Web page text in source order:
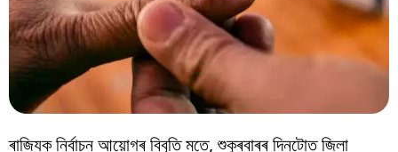
ৰাজ্যিক নিৰ্বাচন আয়োগৰ বিবৃতি মতে, শুকুৰবাৰৰ দিনটোত জিলা